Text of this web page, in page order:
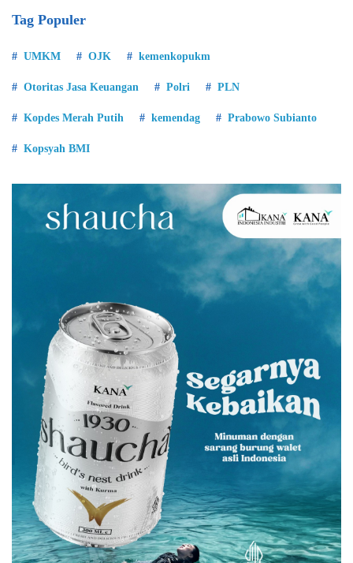
Tag Populer
UMKM OJK kemenkopukm
Otoritas Jasa Keuangan Polri PLN
Kopdes Merah Putih kemendag Prabowo Subianto
Kopsyah BMI